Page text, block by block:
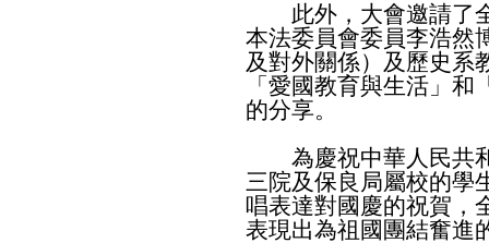
此外，大會邀請了全
本法委員會委員李浩然
及對外關係）及歷史系
「愛國教育與生活」
的分享。
為慶祝中華人民共和
三院及保良局屬校的學
唱表達對國慶的祝賀，
表現出為祖國團結奮進